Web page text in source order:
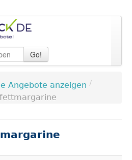
Go!
Angebote anzeigen /